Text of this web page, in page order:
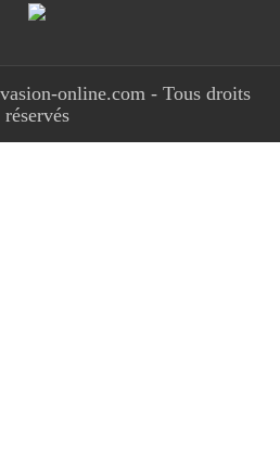
online.com - Tous droits
réservés